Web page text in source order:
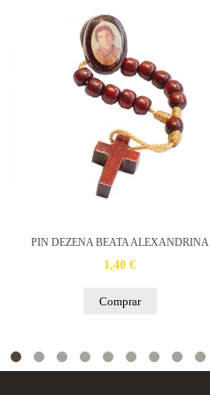
PIN DEZENA BEATA ALEXANDRINA
1,40 €
Comprar